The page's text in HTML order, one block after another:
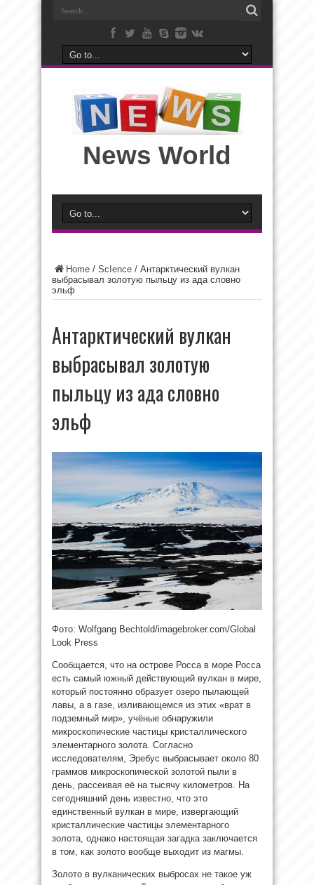
News World
Home / ScIence / Антарктический вулкан
выбрасывал золотую пыльцу из ада словно
эльф
Антарктический вулкан
выбрасывал золотую
пыльцу из ада словно
эльф
Фото: Wolfgang Bechtold/imagebroker.com/Global
Look Press
Сообщается, что на острове Росса в море Росса
есть самый южный действующий вулкан в мире,
который постоянно образует озеро пылающей
лавы, а в газе, изливающемся из этих «врат в
подземный мир», учёные обнаружили
микроскопические частицы кристаллического
элементарного золота. Согласно
исследователям, Эребус выбрасывает около 80
граммов микроскопической золотой пыли в
день, рассеивая её на тысячу километров. На
сегодняшний день известно, что это
единственный вулкан в мире, извергающий
кристаллические частицы элементарного
золота, однако настоящая загадка заключается
в том, как золото вообще выходит из магмы.
Золото в вулканических выбросах не такое уж